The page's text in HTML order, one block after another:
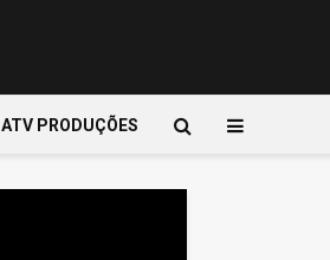
ATV PRODUÇÕES